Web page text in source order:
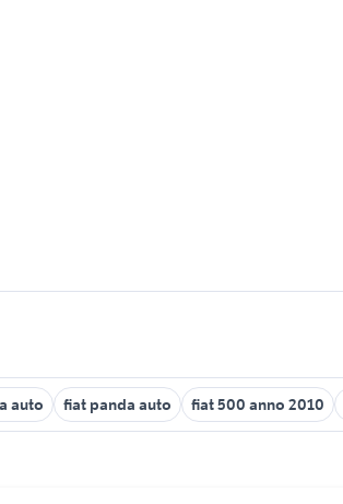
auto fiat panda auto fiat 500 anno 2010